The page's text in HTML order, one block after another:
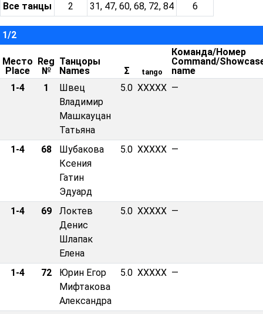
Все танцы
2 31, 47, 60, 68, 72, 84 6
1/2
Место
Place
Reg
№
Танцоры
Names
Σ tango
Команда/Номер
Command/
name
1-4
1
Швец
Владимир
Машкауцан
Татьяна
5.0 XXXXX —
1-4 68
Шубакова
Ксения
Гатин
Эдуард
5.0 XXXXX —
1-4 69
Локтев
Денис
Шлапак
Елена
5.0 XXXXX —
1-4 72
Юрин Егор
Мифтакова
Александра
5.0 XXXXX —